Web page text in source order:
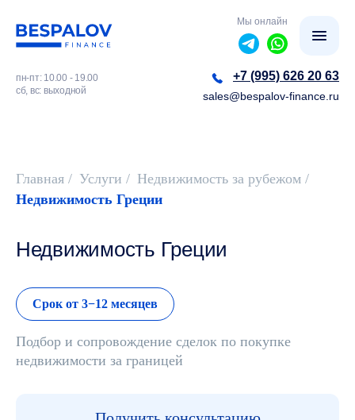
sales@bespalov-finance.ru
+7 (995) 626 20 63
Мы онлайн
пн-пт: 10.00 - 19.00
сб, вс: выходной
Главная / Услуги / Недвижимость за рубежом /
Недвижимость Греции
Недвижимость Греции
Срок от 3−12 месяцев
Подбор и сопровождение сделок по покупке
недвижимости за границей